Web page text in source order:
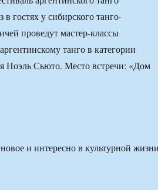
гостях у сибирского танго-
проведут мастер-классы
танго в категории
Ноэль Сьюто. Место встречи: «Дом
и интересно в культурной